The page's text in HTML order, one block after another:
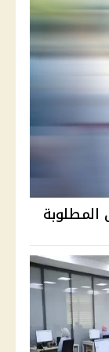
الأوراق المطلوبة